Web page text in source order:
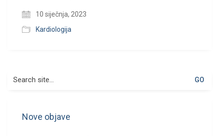
10 siječnja, 2023
Kardiologija
for:
Nove objave